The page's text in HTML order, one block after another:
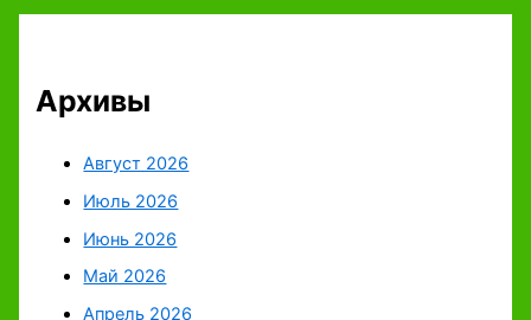
Архивы
Август 2026
Июль 2026
Июнь 2026
Май 2026
Апрель 2026